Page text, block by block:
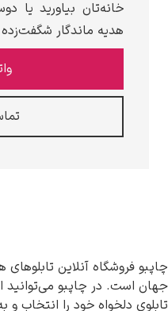
یا دوستان و
شگفت‌زده کنید.
تابلوهای هنری از برترین
می‌توانید از میان هزاران
را انتخاب و به‌راحتی سفارش